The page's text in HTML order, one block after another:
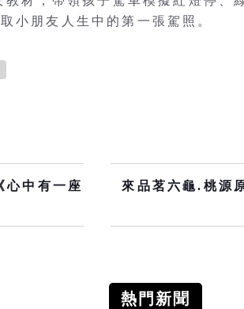
小朋友人生中的第一張駕照。
心中有一座
來品茗六龜.桃源
熱門新聞